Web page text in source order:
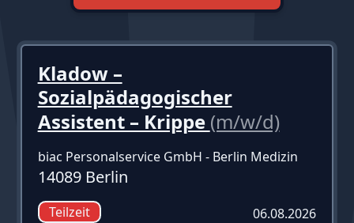
Kladow –
Sozialpädagogischer
Assistent – Krippe (m/w/d)
biac Personalservice GmbH - Berlin Medizin
14089 Berlin
Teilzeit 06.08.2026